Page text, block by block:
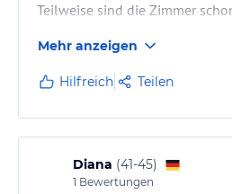
Teilweise sind die Zimmer
(kostenlos) sind ausreichend
Das Personal ist sehr
Frühstück wurde mit Liebe
vielfältig.
Mehr anzeigen
Hilfreich Teilen
Diana (41-45)
1 Bewertungen